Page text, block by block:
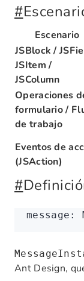
#
Escenario
JSBlock /
JSItem /
JSColumn
Operaciones
formulario /
de trabajo
Eventos de
(JSAction)
#
message :
Ant Design,